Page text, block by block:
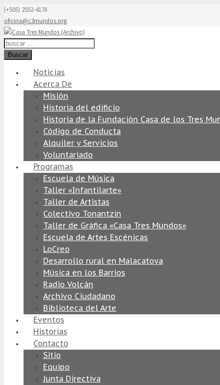
(+505) 2552-4176
oficina@c3mundos.org
Buscar
Noticias
Acerca De
Misión
Historia del edificio
Historia de la Fundación Casa de los Tres
Código de Conducta
Alquiler y Servicios
Voluntariado
Programas
Escuela de Música
Taller «Infantilarte»
Taller de Artistas
Colectivo Tonantzin
Taller de Gráfica «Casa Tres Mundos»
Escuela de Artes Escénicas
LoCreo
Desarrollo rural en Malacatoya
Música en los Barrios
Radio Volcán
Archivo Ciudadano
Biblioteca del Arte
Eventos
Historias
Contacto
Sitio
Equipo
Junta Directiva